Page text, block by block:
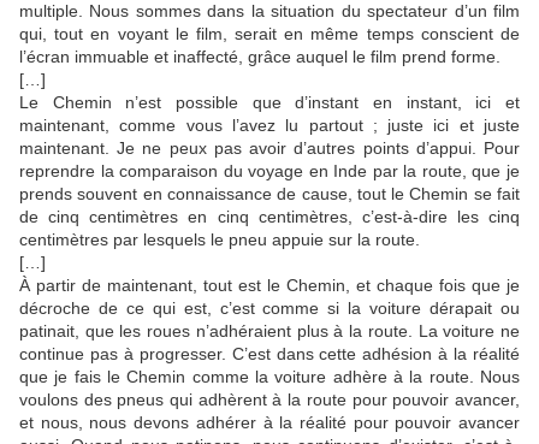
multiple. Nous sommes dans la situation du spectateur d’un film
qui, tout en voyant le film, serait en même temps conscient de
l’écran immuable et inaffecté, grâce auquel le film prend forme.
[…]
Le Chemin n’est possible que d’instant en instant, ici et
maintenant, comme vous l’avez lu partout ; juste ici et juste
maintenant. Je ne peux pas avoir d’autres points d’appui. Pour
reprendre la comparaison du voyage en Inde par la route, que je
prends souvent en connaissance de cause, tout le Chemin se fait
de cinq centimètres en cinq centimètres, c’est-à-dire les cinq
centimètres par lesquels le pneu appuie sur la route.
[…]
À partir de maintenant, tout est le Chemin, et chaque fois que je
décroche de ce qui est, c’est comme si la voiture dérapait ou
patinait, que les roues n’adhéraient plus à la route. La voiture ne
continue pas à progresser. C’est dans cette adhésion à la réalité
que je fais le Chemin comme la voiture adhère à la route. Nous
voulons des pneus qui adhèrent à la route pour pouvoir avancer,
et nous, nous devons adhérer à la réalité pour pouvoir avancer